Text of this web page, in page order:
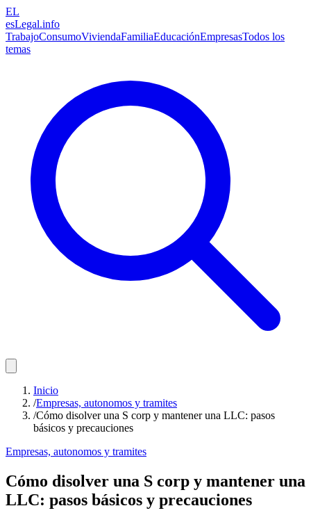
EL
esLegal.info
TrabajoConsumoViviendaFamiliaEducaciónEmpresasTodos los
temas
Inicio
/Empresas, autonomos y tramites
/Cómo disolver una S corp y mantener una LLC: pasos
básicos y precauciones
Empresas, autonomos y tramites
Cómo disolver una S corp y mantener una
LLC: pasos básicos y precauciones